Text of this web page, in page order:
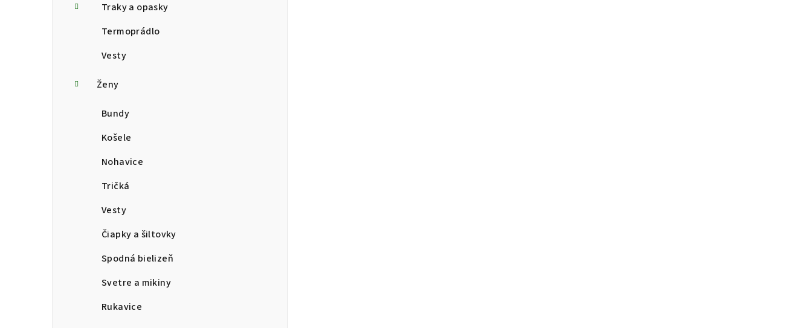
Traky a opasky
Termoprádlo
Vesty
Ženy
Bundy
Košele
Nohavice
Tričká
Vesty
Čiapky a šiltovky
Spodná bielizeň
Svetre a mikiny
Rukavice